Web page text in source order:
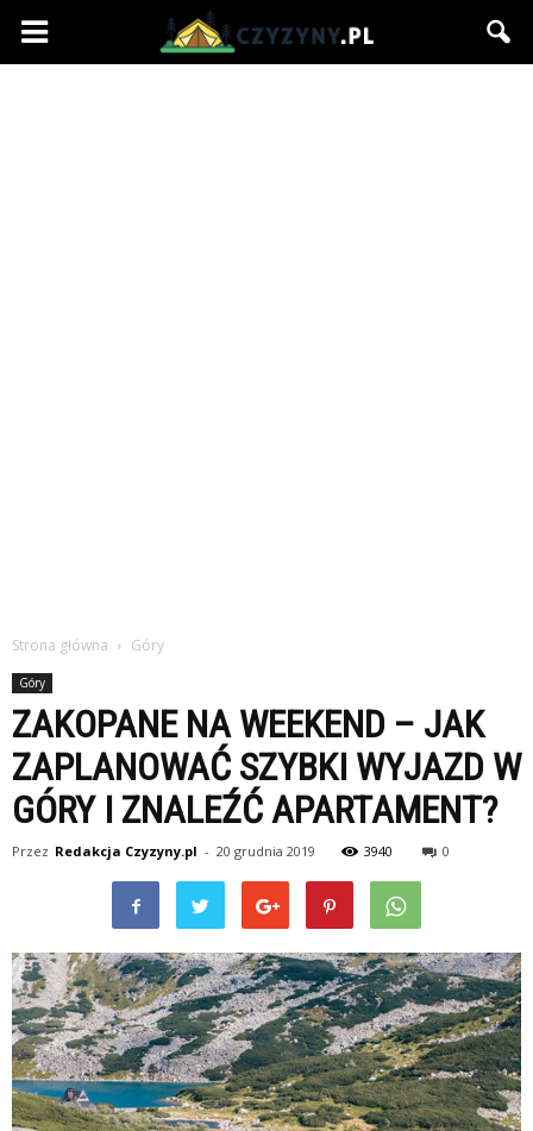
Czyzyny.pl
Strona główna Góry
Góry
ZAKOPANE NA WEEKEND – JAK
ZAPLANOWAĆ SZYBKI WYJAZD W
GÓRY I ZNALEŹĆ APARTAMENT?
Przez Redakcja Czyzyny.pl - 20 grudnia 2019 3940 0